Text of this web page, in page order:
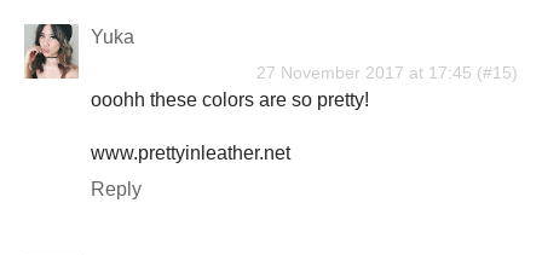
Yuka
27 November 2017 at 17:45
ooohh these colors are so pretty!
www.prettyinleather.net
Reply